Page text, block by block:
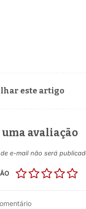
este artigo
avaliação
e-mail não será